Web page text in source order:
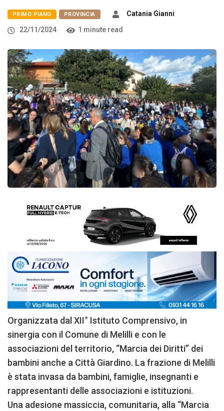
PRIMO PIANO PROVINCIA
Catania Gianni
22/11/2024
1 minute read
Organizzata dal XII° Istituto Comprensivo, in
sinergia con il Comune di Melilli e con le
associazioni del territorio, “Marcia dei Diritti” dei
bambini anche a Città Giardino. La frazione di Melilli
è stata invasa da bambini, famiglie, insegnanti e
rappresentanti delle associazioni e istituzioni.
Una adesione massiccia, comunitaria, alla “Marcia